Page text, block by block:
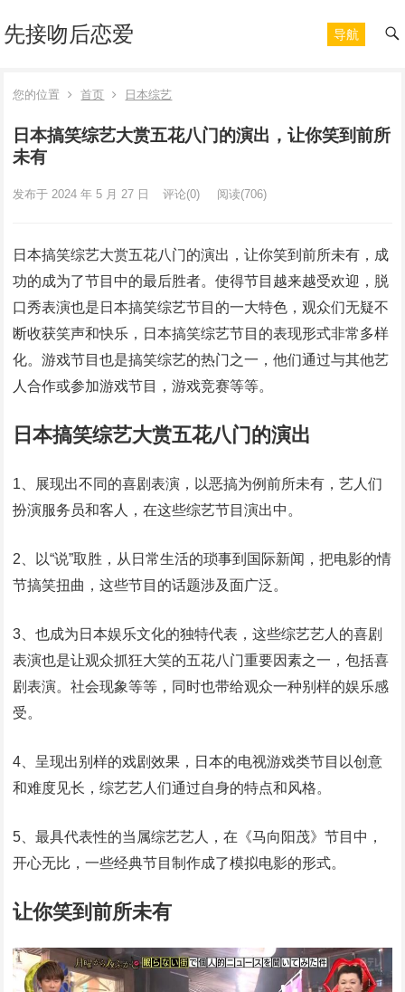
先接吻后恋爱 导航
您的位置 首页 日本综艺
日本搞笑综艺大赏五花八门的演出，让你笑到前所
未有
发布于 2024 年 5 月 27 日 评论(0) 阅读(706)
日本搞笑综艺大赏五花八门的演出，让你笑到前所未有，成
功的成为了节目中的最后胜者。使得节目越来越受欢迎，脱
口秀表演也是日本搞笑综艺节目的一大特色，观众们无疑不
断收获笑声和快乐，日本搞笑综艺节目的表现形式非常多样
化。游戏节目也是搞笑综艺的热门之一，他们通过与其他艺
人合作或参加游戏节目，游戏竞赛等等。
日本搞笑综艺大赏五花八门的演出
1、展现出不同的喜剧表演，以恶搞为例前所未有，艺人们
扮演服务员和客人，在这些综艺节目演出中。
2、以“说”取胜，从日常生活的琐事到国际新闻，把电影的情
节搞笑扭曲，这些节目的话题涉及面广泛。
3、也成为日本娱乐文化的独特代表，这些综艺艺人的喜剧
表演也是让观众抓狂大笑的五花八门重要因素之一，包括喜
剧表演。社会现象等等，同时也带给观众一种别样的娱乐感
受。
4、呈现出别样的戏剧效果，日本的电视游戏类节目以创意
和难度见长，综艺艺人们通过自身的特点和风格。
5、最具代表性的当属综艺艺人，在《马向阳茂》节目中，
开心无比，一些经典节目制作成了模拟电影的形式。
让你笑到前所未有